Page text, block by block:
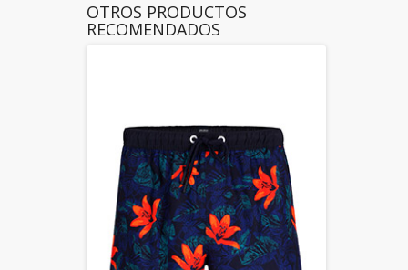
OTROS PRODUCTOS
RECOMENDADOS